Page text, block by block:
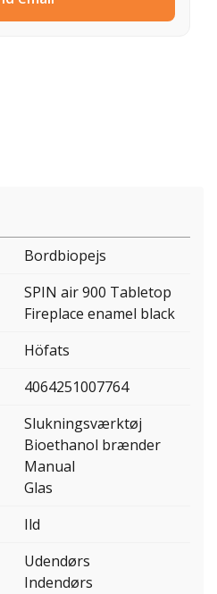
Bordbiopejs
SPIN air 900 Tabletop
Fireplace enamel black
Höfats
4064251007764
Slukningsværktøj
Bioethanol brænder
Manual
Glas
Ild
Udendørs
Indendørs